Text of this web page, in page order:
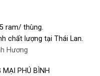
ram/ thùng.
chất lượng tại Thái Lan.
Hương
MẠI PHÚ BÌNH